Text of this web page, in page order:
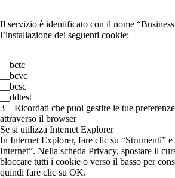
Il servizio è identificato con il nome
l’installazione dei seguenti cookie:
__bctc
__bcvc
__bcsc
__ddtest
3 – Ricordati che puoi gestire le tue
attraverso il browser
Se si utilizza Internet Explorer
In Internet Explorer, fare clic su “Strumenti”
Internet”. Nella scheda Privacy, spostare il
bloccare tutti i cookie o verso il basso per
quindi fare clic su OK.